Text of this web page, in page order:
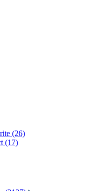
(26)
(17)